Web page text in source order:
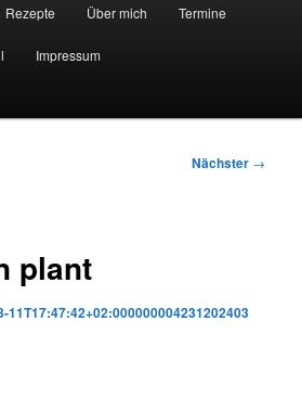
Rezepte Über mich Termine
Impressum
Nächster →
plant
11T17:47:42+02:000000004231202403